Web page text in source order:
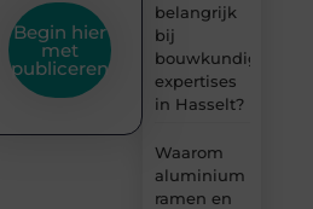
belangrijk
bij
bouwkundige
expertises
in Hasselt?
Waarom
aluminium
ramen en
Begin hier
met
publiceren